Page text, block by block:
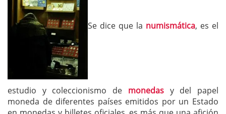
Se dice que la numismática, es el
estudio y coleccionismo de monedasy del papel
moneda de diferentes países emitidos por un Estado